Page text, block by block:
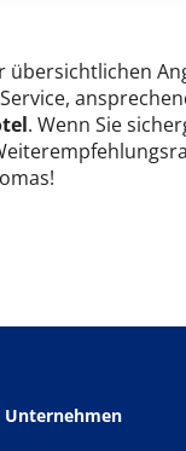
. Wenn Sie
Unternehmen